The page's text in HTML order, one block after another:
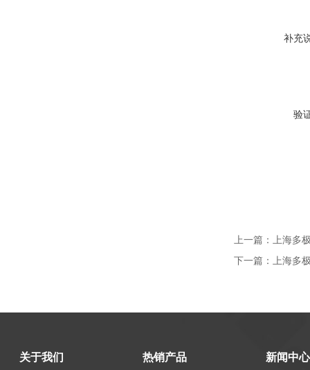
补充
验
上一篇：
上海多
下一篇：
上海多
关于我们 热销产品 新闻中心